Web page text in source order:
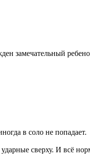
замечательный
в соло не попадает.
сверху. И всё